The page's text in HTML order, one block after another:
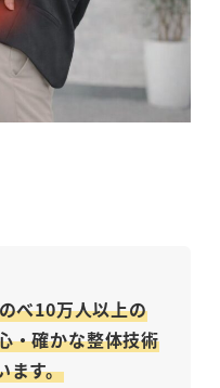
べ10万人以上の
・確かな整体技術
ます。